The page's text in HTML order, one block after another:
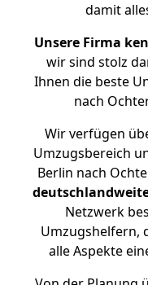
damit
Unsere Firma
wir sind stolz
Ihnen die beste
nach
Wir verfügen
Umzugsbereich
Berlin nach
Netzwerk
Umzugshelfern,
alle Aspekte